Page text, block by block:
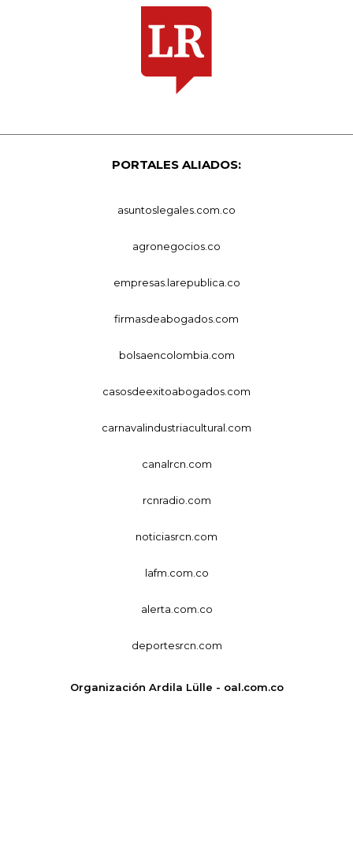
PORTALES ALIADOS:
asuntoslegales.com.co
agronegocios.co
empresas.larepublica.co
firmasdeabogados.com
bolsaencolombia.com
casosdeexitoabogados.com
carnavalindustriacultural.com
canalrcn.com
rcnradio.com
noticiasrcn.com
lafm.com.co
alerta.com.co
deportesrcn.com
Organización Ardila Lülle - oal.com.co